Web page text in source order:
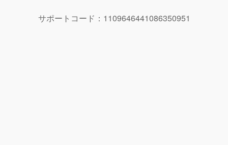
サポートコード：1109646441086350951